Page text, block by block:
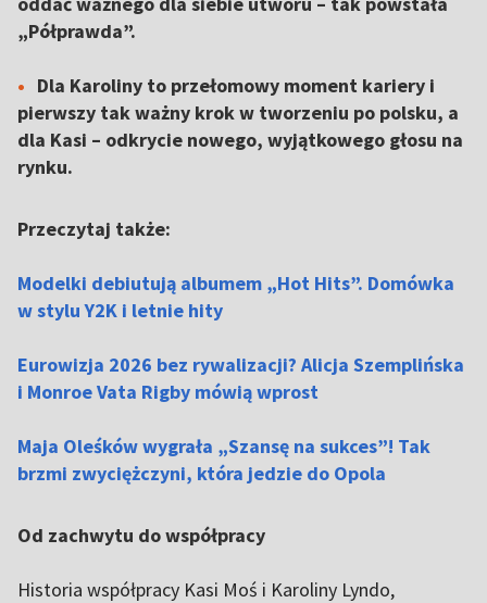
„Półprawda”.
Dla Karoliny to przełomowy moment kariery i
pierwszy tak ważny krok w tworzeniu po polsku, a
dla Kasi – odkrycie nowego, wyjątkowego głosu na
rynku.
Przeczytaj także:
Modelki debiutują albumem „Hot Hits”. Domówka
w stylu Y2K i letnie hity
Eurowizja 2026 bez rywalizacji? Alicja Szemplińska
i Monroe Vata Rigby mówią wprost
Maja Oleśków wygrała „Szansę na sukces”! Tak
brzmi zwyciężczyni, która jedzie do Opola
Od zachwytu do współpracy
Historia współpracy Kasi Moś i Karoliny Lyndo,